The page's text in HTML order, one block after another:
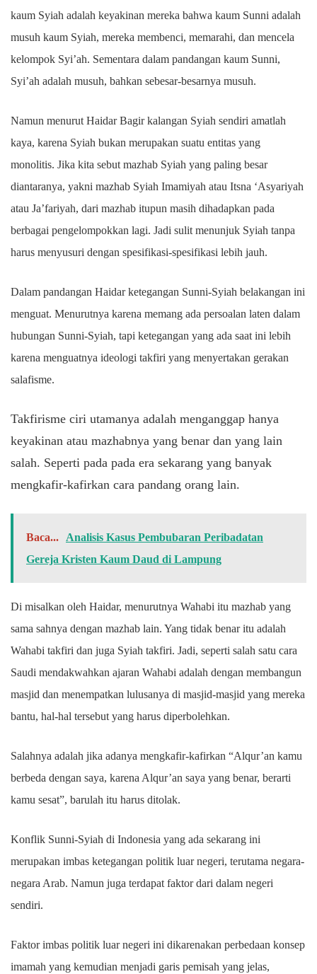
kaum Syiah adalah keyakinan mereka bahwa kaum Sunni adalah
musuh kaum Syiah, mereka membenci, memarahi, dan mencela
kelompok Syi’ah. Sementara dalam pandangan kaum Sunni,
Syi’ah adalah musuh, bahkan sebesar-besarnya musuh.
Namun menurut Haidar Bagir kalangan Syiah sendiri amatlah
kaya, karena Syiah bukan merupakan suatu entitas yang
monolitis. Jika kita sebut mazhab Syiah yang paling besar
diantaranya, yakni mazhab Syiah Imamiyah atau Itsna ‘Asyariyah
atau Ja’fariyah, dari mazhab itupun masih dihadapkan pada
berbagai pengelompokkan lagi. Jadi sulit menunjuk Syiah tanpa
harus menyusuri dengan spesifikasi-spesifikasi lebih jauh.
Dalam pandangan Haidar ketegangan Sunni-Syiah belakangan ini
menguat. Menurutnya karena memang ada persoalan laten dalam
hubungan Sunni-Syiah, tapi ketegangan yang ada saat ini lebih
karena menguatnya ideologi takfiri yang menyertakan gerakan
salafisme.
Takfirisme ciri utamanya adalah menganggap hanya
keyakinan atau mazhabnya yang benar dan yang lain
salah. Seperti pada pada era sekarang yang banyak
mengkafir-kafirkan cara pandang orang lain.
Baca...
Analisis Kasus Pembubaran Peribadatan
Gereja Kristen Kaum Daud di Lampung
Di misalkan oleh Haidar, menurutnya Wahabi itu mazhab yang
sama sahnya dengan mazhab lain. Yang tidak benar itu adalah
Wahabi takfiri dan juga Syiah takfiri. Jadi, seperti salah satu cara
Saudi mendakwahkan ajaran Wahabi adalah dengan membangun
masjid dan menempatkan lulusanya di masjid-masjid yang mereka
bantu, hal-hal tersebut yang harus diperbolehkan.
Salahnya adalah jika adanya mengkafir-kafirkan “Alqur’an kamu
berbeda dengan saya, karena Alqur’an saya yang benar, berarti
kamu sesat”, barulah itu harus ditolak.
Konflik Sunni-Syiah di Indonesia yang ada sekarang ini
merupakan imbas ketegangan politik luar negeri, terutama negara-
negara Arab. Namun juga terdapat faktor dari dalam negeri
sendiri.
Faktor imbas politik luar negeri ini dikarenakan perbedaan konsep
imamah yang kemudian menjadi garis pemisah yang jelas,